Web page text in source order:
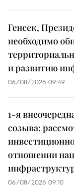
Генсек,
необходимо
и развитию
06/08/2026 09:49
1-я
созыва:
отношении
06/08/2026 09:10